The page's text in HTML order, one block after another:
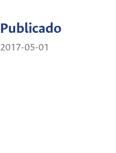
Publicado
2017-05-01